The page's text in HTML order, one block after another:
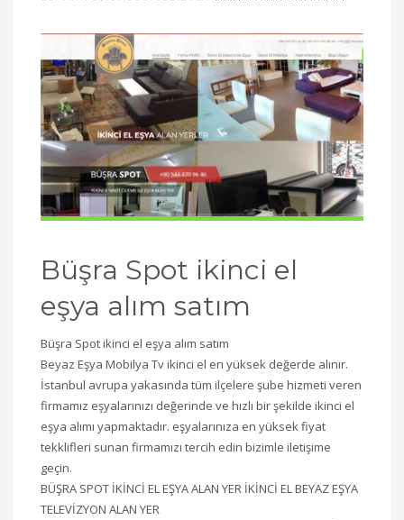
Büşra Spot ikinci el
eşya alım satım
Büşra Spot ikinci el eşya alım satım
Beyaz Eşya Mobilya Tv ikinci el en yüksek değerde alınır.
İstanbul avrupa yakasında tüm ilçelere şube hizmeti veren
firmamız eşyalarınızı değerinde ve hızlı bir şekilde ikinci el
eşya alımı yapmaktadır. eşyalarınıza en yüksek fiyat
tekklifleri sunan firmamızı tercih edin bizimle iletişime
geçin.
BÜŞRA SPOT İKİNCİ EL EŞYA ALAN YER İKİNCİ EL BEYAZ EŞYA
TELEVİZYON ALAN YER